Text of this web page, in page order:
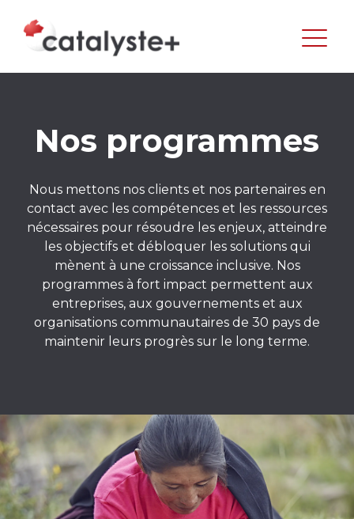
Nos programmes
Nous mettons nos clients et nos partenaires en
contact avec les compétences et les ressources
nécessaires pour résoudre les enjeux, atteindre
les objectifs et débloquer les solutions qui
mènent à une croissance inclusive. Nos
programmes à fort impact permettent aux
entreprises, aux gouvernements et aux
organisations communautaires de 30 pays de
maintenir leurs progrès sur le long terme.